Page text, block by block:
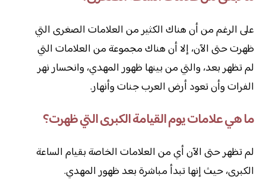
على الرغم من أن هناك الكثير من العلامات الصغرى التي
ظهرت حتى الآن، إلا أن هناك مجموعة من العلامات التي
لم تظهر بعد، والتي من بينها ظهور المهدي، وانحسار نهر
الفرات وأن تعود أرض العرب جنات وأنهار.
ما هي علامات يوم القيامة الكبرى التي ظهرت؟
لم تظهر حتى الآن أي من العلامات الخاصة بقيام الساعة
الكبرى، حيث إنها تبدأ مباشرة بعد ظهور المهدي.